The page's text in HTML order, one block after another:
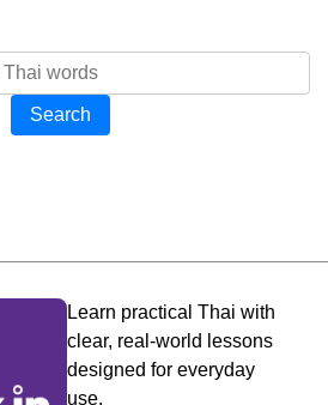
Search
Learn practical Thai with
clear, real-world lessons
designed for everyday
use.